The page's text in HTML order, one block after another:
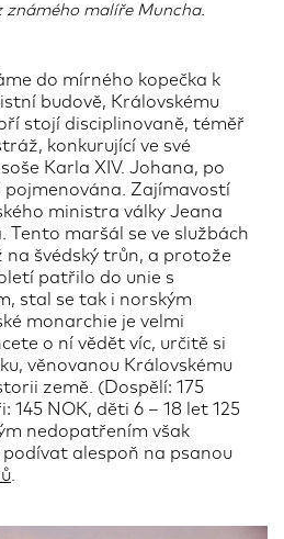
známého malíře Muncha.
do mírného kopečka k
budově, Královskému
stojí disciplinovaně, téměř
konkurující ve své
Karla XIV. Johana, po
pojmenována. Zajímavostí
ministra války Jeana
maršál se ve službách
švédský trůn, a protože
patřilo do unie s
stal se tak i norským
monarchie je velmi
o ní vědět víc, určitě si
věnovanou Královskému
země. (Dospělí: 175
145 NOK, děti 6 – 18 let 125
nedopatřením však
podívat alespoň na psanou